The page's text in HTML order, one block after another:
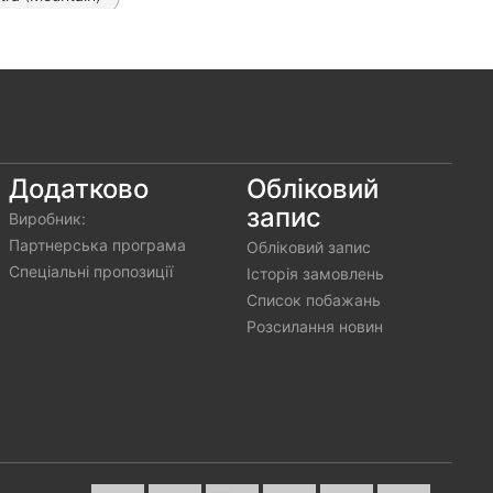
Stripes)
Додатково
Виробник:
Партнерська програма
Спеціальні пропозиції
Обліковий
запис
Обліковий запис
Історія замовлень
Список побажань
Розсилання новин